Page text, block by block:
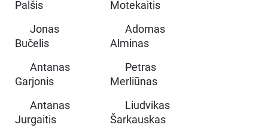
Palšis
Motekaitis
Jonas
Bučelis
Adomas
Alminas
Antanas
Garjonis
Petras
Merliūnas
Antanas
Jurgaitis
Liudvikas
Šarkauskas